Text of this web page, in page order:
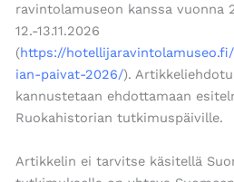
ravintolamuseon kanssa vuonna
12.-13.11.2026
(https://
ian-paivat-2026/).
kannustetaan ehdottamaan
Ruokahistorian tutkimuspäiville.
Artikkelin ei tarvitse käsitellä